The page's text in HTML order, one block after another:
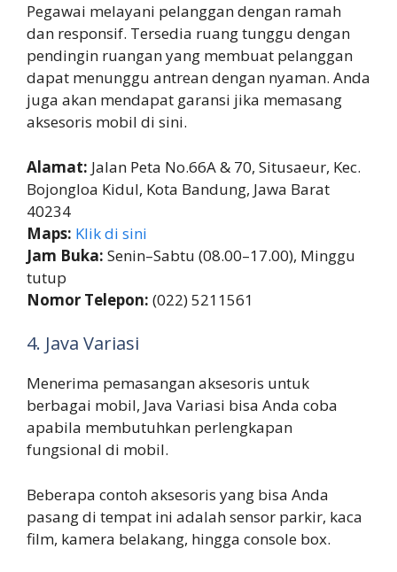
Pegawai melayani pelanggan dengan ramah
dan responsif. Tersedia ruang tunggu dengan
pendingin ruangan yang membuat pelanggan
dapat menunggu antrean dengan nyaman. Anda
juga akan mendapat garansi jika memasang
aksesoris mobil di sini.
Alamat: Jalan Peta No.66A & 70, Situsaeur, Kec.
Bojongloa Kidul, Kota Bandung, Jawa Barat
40234
Maps: Klik di sini
Jam Buka: Senin–Sabtu (08.00–17.00), Minggu
tutup
Nomor Telepon: (022) 5211561
4. Java Variasi
Menerima pemasangan aksesoris untuk
berbagai mobil, Java Variasi bisa Anda coba
apabila membutuhkan perlengkapan
fungsional di mobil.
Beberapa contoh aksesoris yang bisa Anda
pasang di tempat ini adalah sensor parkir, kaca
film, kamera belakang, hingga console box.